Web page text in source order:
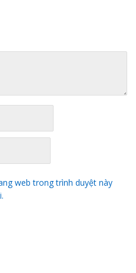
web trong trình duyệt này